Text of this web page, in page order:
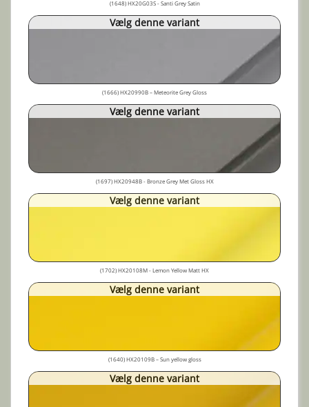
(1648) HX20G03S - Santi Grey Satin
Vælg denne variant
(1666) HX20990B – Meteorite Grey Gloss
Vælg denne variant
(1697) HX20948B - Bronze Grey Met Gloss HX
Vælg denne variant
(1702) HX20108M - Lemon Yellow Matt HX
Vælg denne variant
(1640) HX20109B – Sun yellow gloss
Vælg denne variant